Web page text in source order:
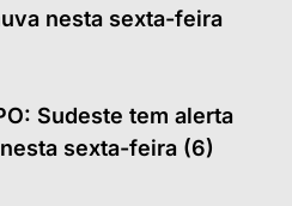
nesta sexta-feira
Sudeste tem alerta
sexta-feira (6)